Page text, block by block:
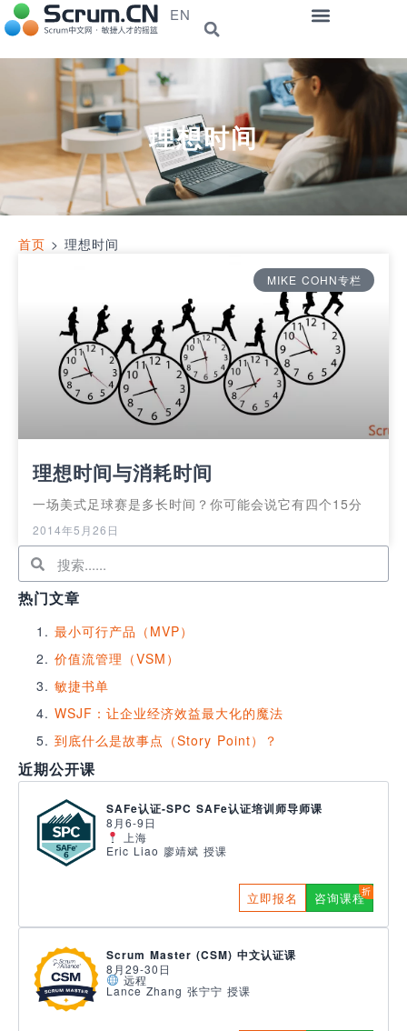
EN
理想时间
首页 > 理想时间
MIKE COHN专栏
理想时间与消耗时间
一场美式足球赛是多长时间？你可能会说它有四个15分
2014年5月26日
热门文章
最小可行产品（MVP）
价值流管理（VSM）
敏捷书单
WSJF：让企业经济效益最大化的魔法
到底什么是故事点（Story Point）？
近期公开课
SAFe认证-SPC SAFe认证培训师导师课
8月6-9日
上海
Eric Liao 廖靖斌 授课
立即报名 咨询课程
Scrum Master (CSM) 中文认证课
8月29-30日
远程
Lance Zhang 张宁宁 授课